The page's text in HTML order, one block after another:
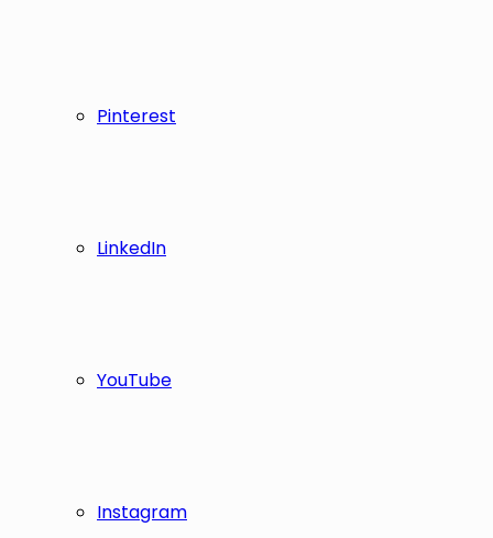
Pinterest
LinkedIn
YouTube
Instagram